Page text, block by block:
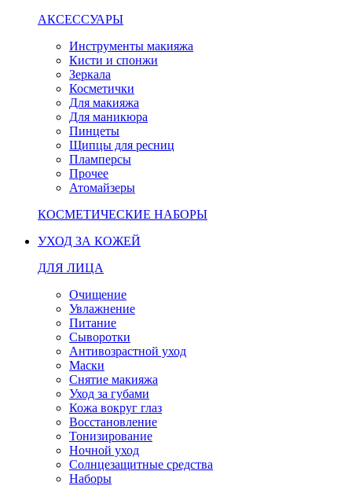
АКСЕССУАРЫ
Инструменты макияжа
Кисти и спонжи
Зеркала
Косметички
Для макияжа
Для маникюра
Пинцеты
Щипцы для ресниц
Пламперсы
Прочее
Атомайзеры
КОСМЕТИЧЕСКИЕ НАБОРЫ
УХОД ЗА КОЖЕЙ
ДЛЯ ЛИЦА
Очищение
Увлажнение
Питание
Сыворотки
Антивозрастной уход
Маски
Снятие макияжа
Уход за губами
Кожа вокруг глаз
Восстановление
Тонизирование
Ночной уход
Солнцезащитные средства
Наборы